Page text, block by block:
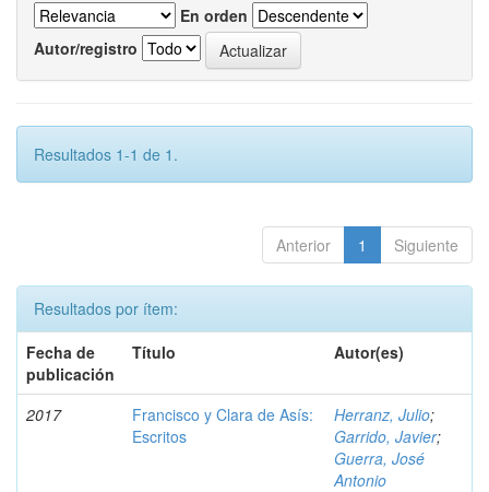
En orden
Autor/registro
Resultados 1-1 de 1.
Anterior 1 Siguiente
Resultados por ítem:
Fecha de
publicación
Título Autor(es)
2017
Francisco y Clara de Asís:
Escritos
Herranz, Julio;
Garrido, Javier;
Guerra, José
Antonio